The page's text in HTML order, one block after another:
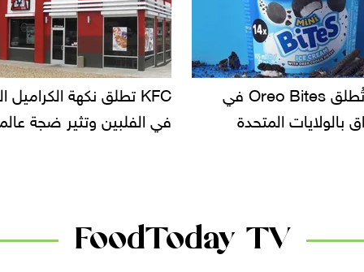
KFC تطلق نكهة الكراميل المملح
وتثير ضجة عالمية
دعوات للتحقيق في أسباب
سحب بعض ألبان الأطفال
FoodToday TV